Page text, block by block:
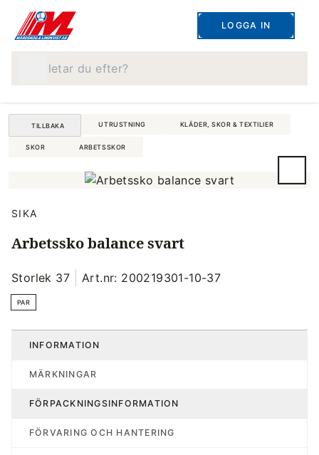
LOGGA IN
TILLBAKA UTRUSTNING KLÄDER, SKOR & TEXTILIER
SKOR ARBETSSKOR
SIKA
Arbetssko balance svart
Storlek 37 Art.nr: 200219301-10-37
PAR
INFORMATION
MÄRKNINGAR
FÖRPACKNINGSINFORMATION
FÖRVARING OCH HANTERING